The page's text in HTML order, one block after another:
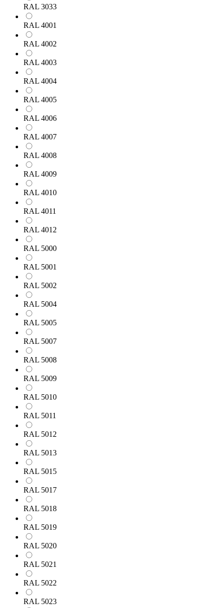
RAL 3033
RAL 4001
RAL 4002
RAL 4003
RAL 4004
RAL 4005
RAL 4006
RAL 4007
RAL 4008
RAL 4009
RAL 4010
RAL 4011
RAL 4012
RAL 5000
RAL 5001
RAL 5002
RAL 5004
RAL 5005
RAL 5007
RAL 5008
RAL 5009
RAL 5010
RAL 5011
RAL 5012
RAL 5013
RAL 5015
RAL 5017
RAL 5018
RAL 5019
RAL 5020
RAL 5021
RAL 5022
RAL 5023